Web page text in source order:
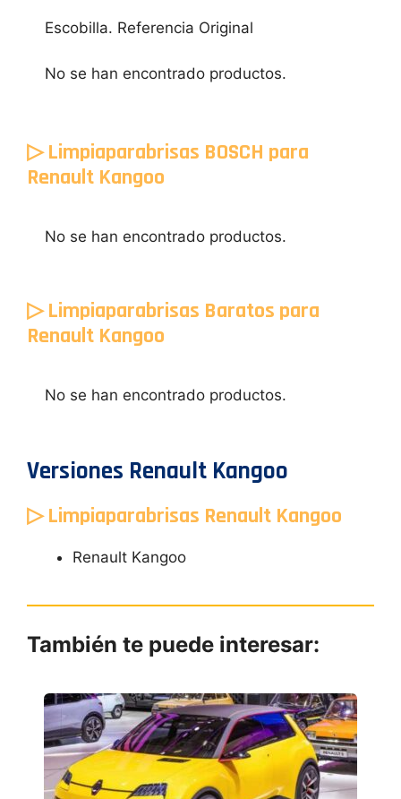
Escobilla. Referencia Original
No se han encontrado productos.
▷ Limpiaparabrisas BOSCH para
Renault Kangoo
No se han encontrado productos.
▷ Limpiaparabrisas Baratos para
Renault Kangoo
No se han encontrado productos.
Versiones Renault Kangoo
▷ Limpiaparabrisas Renault Kangoo
Renault Kangoo
También te puede interesar: